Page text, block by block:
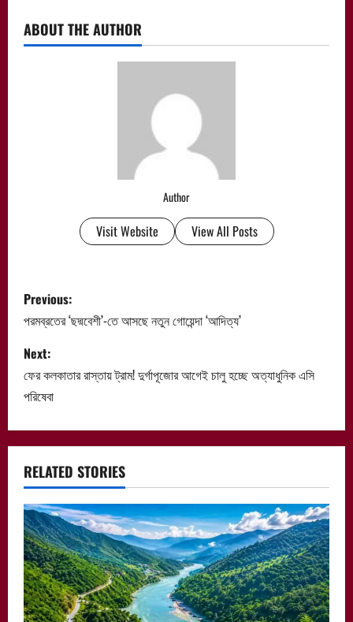
ABOUT THE AUTHOR
Author
Visit Website View All Posts
P
o
s
t
n
a
v
i
g
a
Previous:
পরমব্রতের ‘ছদ্মবেশী’-তে আসছে নতুন গোয়েন্দা ‘আদিত্য’
Next:
ফের কলকাতার রাস্তায় ট্রাম! দুর্গাপূজোর আগেই চালু হচ্ছে অত্যাধুনিক এসি
পরিষেবা
RELATED STORIES